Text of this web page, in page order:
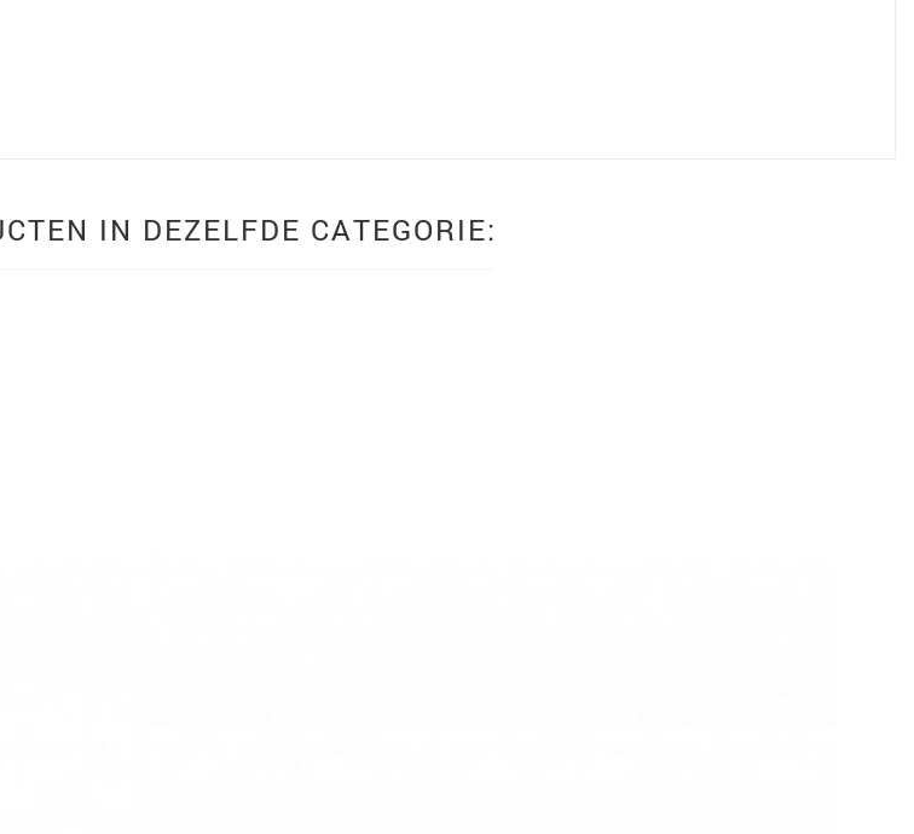
IN DEZELFDE CATEGORIE: